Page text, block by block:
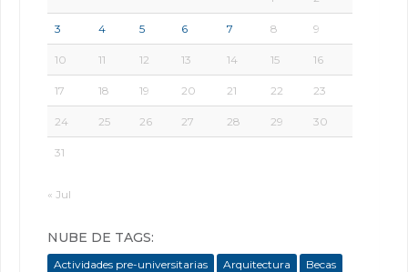
3 4 5 6 7 8 9
10 11 12 13 14 15 16
17 18 19 20 21 22 23
24 25 26 27 28 29 30
31
« Jul
NUBE DE TAGS:
Actividades pre-universitarias Arquitectura
Becas